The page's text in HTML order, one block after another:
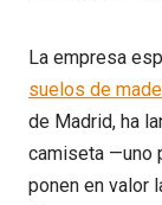
La empresa
suelos de
de Madrid, ha
camiseta —uno
ponen en valor